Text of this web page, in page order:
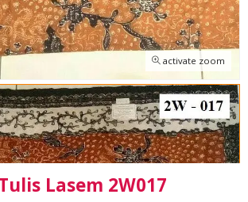
activate zoom
Lasem 2W017